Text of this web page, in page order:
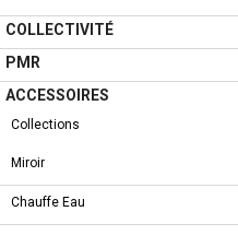
COLLECTIVITÉ
PMR
ACCESSOIRES
Collections
Miroir
Chauffe Eau
Condition de livraison
Conditions Générales de
Conditions Générales
LIENS UTILES
Promotions
Destockage